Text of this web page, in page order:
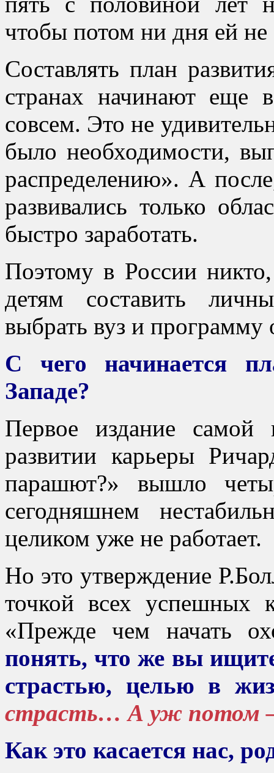
чтобы потом ни дня ей не
Составлять план
странах начинают еще
совсем. Это не
было необходимости,
распределению». А
развивались только
быстро заработать.
Поэтому в России
детям составить
выбрать вуз и программу
С чего начинается
Западе?
Первое издание
развитии карьеры
парашют?» вышло
сегодняшнем
целиком уже не работает.
Но это утверждение
точкой всех успешных
«Прежде чем начать
понять, что же вы
страстью, целью в
страсть… А уж потом
Как это касается нас,